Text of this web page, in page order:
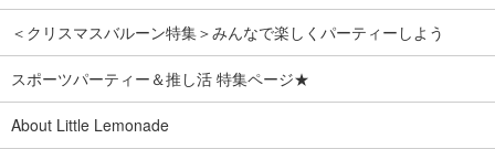
＜クリスマスバルーン特集＞みんなで楽しくパーティーしよう
スポーツパーティー＆推し活 特集ページ★
About Little Lemonade